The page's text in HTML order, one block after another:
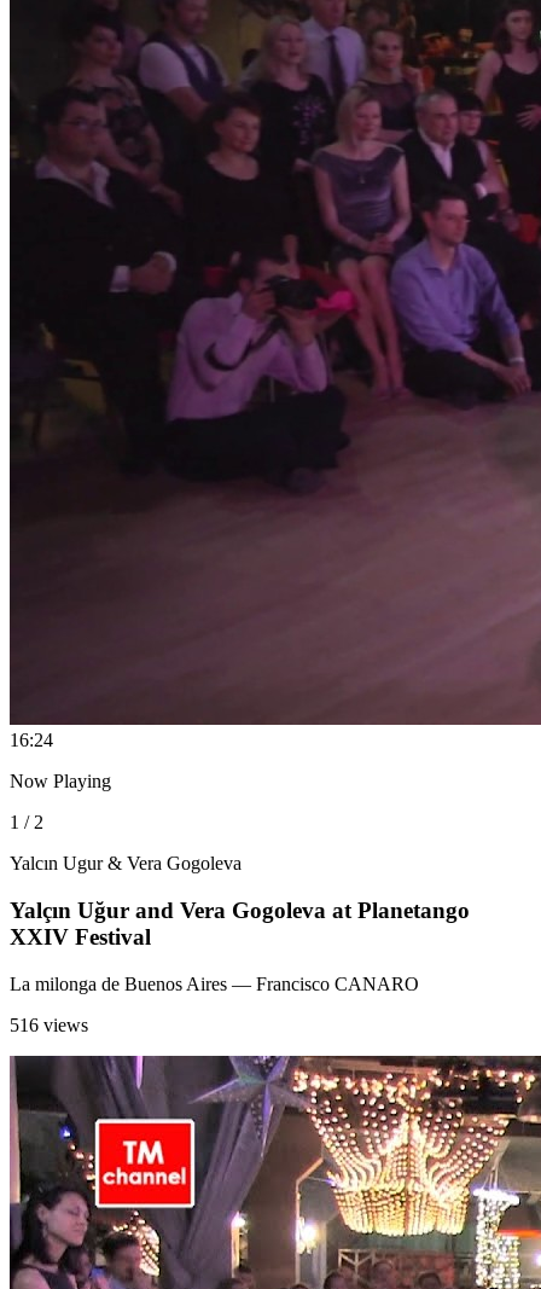
16:24
Now Playing
1 / 2
Yalcın Ugur & Vera Gogoleva
Yalçın Uğur and Vera Gogoleva at Planetango
XXIV Festival
La milonga de Buenos Aires — Francisco CANARO
516 views